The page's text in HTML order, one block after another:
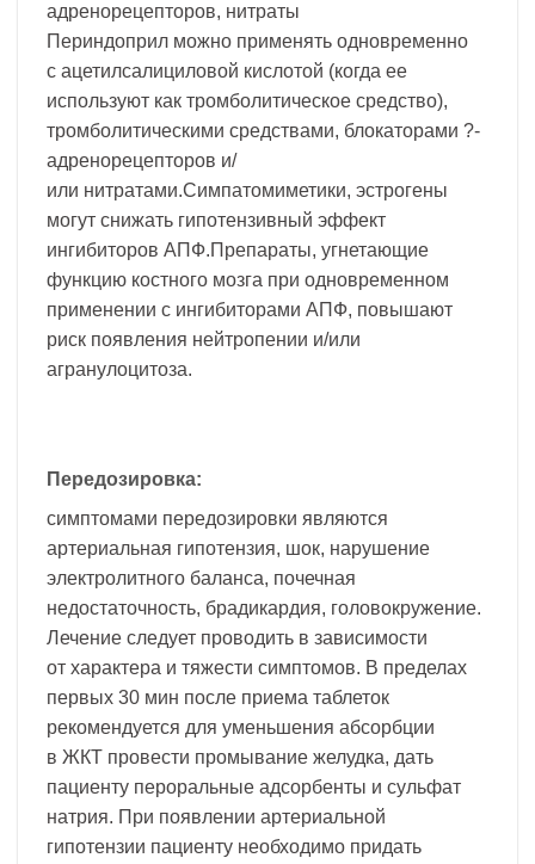
адренорецепторов, нитраты
Периндоприл можно применять одновременно
с ацетилсалициловой кислотой (когда ее
используют как тромболитическое средство),
тромболитическими средствами, блокаторами ?-
адренорецепторов и/
или нитратами.Симпатомиметики, эстрогены
могут снижать гипотензивный эффект
ингибиторов АПФ.Препараты, угнетающие
функцию костного мозга при одновременном
применении с ингибиторами АПФ, повышают
риск появления нейтропении и/или
агранулоцитоза.
Передозировка:
симптомами передозировки являются
артериальная гипотензия, шок, нарушение
электролитного баланса, почечная
недостаточность, брадикардия, головокружение.
Лечение следует проводить в зависимости
от характера и тяжести симптомов. В пределах
первых 30 мин после приема таблеток
рекомендуется для уменьшения абсорбции
в ЖКТ провести промывание желудка, дать
пациенту пероральные адсорбенты и сульфат
натрия. При появлении артериальной
гипотензии пациенту необходимо придать